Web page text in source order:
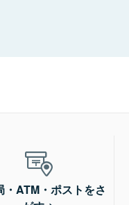
・ATM・ポストをさ